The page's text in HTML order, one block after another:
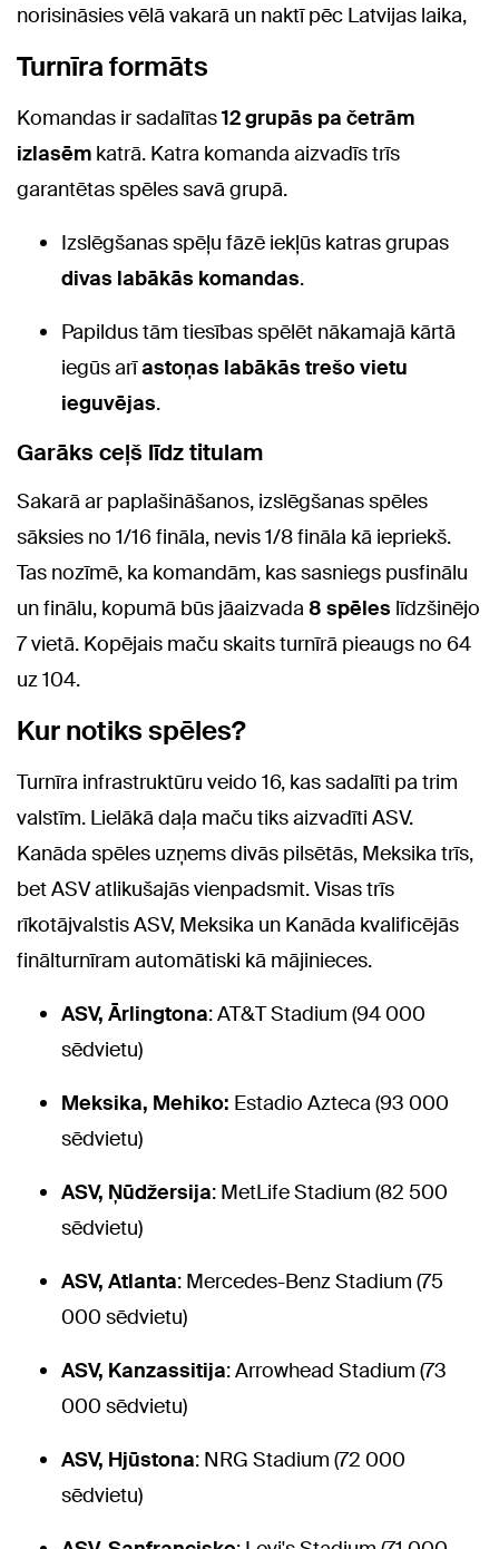
norisināsies vēlā vakarā un naktī pēc Latvijas laika,
Turnīra formāts
Komandas ir sadalītas12 grupās pa četrām
izlasēm katrā. Katra komanda aizvadīs trīs
garantētas spēles savā grupā.
Izslēgšanas spēļu fāzē iekļūs katras grupas
divas labākās komandas.
Papildus tām tiesības spēlēt nākamajā kārtā
iegūs arīastoņas labākās trešo vietu
ieguvējas.
Garāks ceļš līdz titulam
Sakarā ar paplašināšanos, izslēgšanas spēles
sāksies no 1/16 fināla, nevis 1/8 fināla kā iepriekš.
Tas nozīmē, ka komandām, kas sasniegs pusfinālu
un finālu, kopumā būs jāaizvada 8 spēles līdzšinējo
7 vietā. Kopējais maču skaits turnīrā pieaugs no 64
uz 104.
Kur notiks spēles?
Turnīra infrastruktūru veido 16, kas sadalīti pa trim
valstīm. Lielākā daļa maču tiks aizvadīti ASV.
Kanāda spēles uzņems divās pilsētās, Meksika trīs,
bet ASV atlikušajās vienpadsmit. Visas trīs
rīkotājvalstis ASV, Meksika un Kanāda kvalificējās
finālturnīram automātiski kā mājinieces.
ASV, Ārlingtona: AT&T Stadium (94 000
sēdvietu)
Meksika, Mehiko: Estadio Azteca (93 000
sēdvietu)
ASV, Ņūdžersija: MetLife Stadium (82 500
sēdvietu)
ASV, Atlanta: Mercedes-Benz Stadium (75
000 sēdvietu)
ASV, Kanzassitija: Arrowhead Stadium (73
000 sēdvietu)
ASV, Hjūstona: NRG Stadium (72 000
sēdvietu)